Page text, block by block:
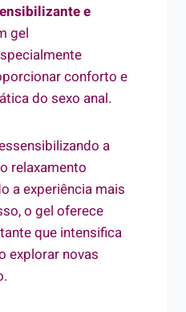
e
gel
conforto e
do sexo anal.
a
relaxamento
a experiência mais
o gel oferece
que intensifica
explorar novas